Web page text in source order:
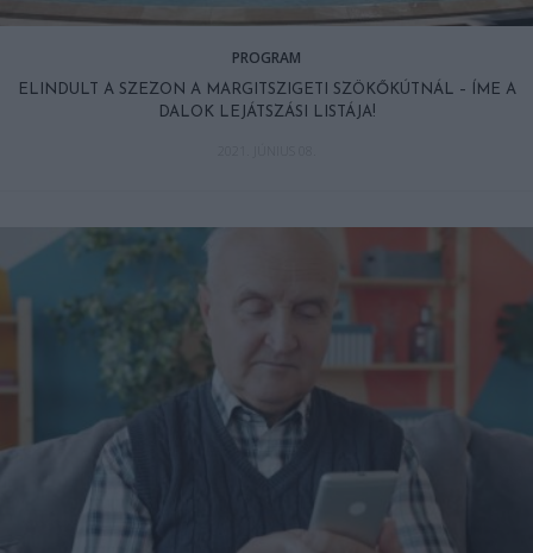
PROGRAM
ELINDULT A SZEZON A MARGITSZIGETI SZÖKŐKÚTNÁL – ÍME A
DALOK LEJÁTSZÁSI LISTÁJA!